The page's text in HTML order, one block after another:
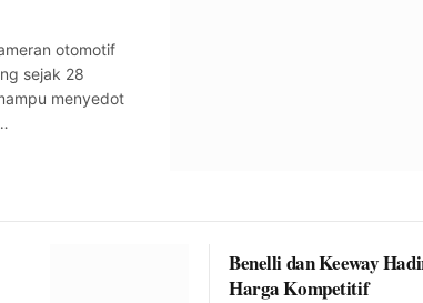
otomotif
sejak 28
menyedot
Benelli dan Keeway
Harga Kompetitif